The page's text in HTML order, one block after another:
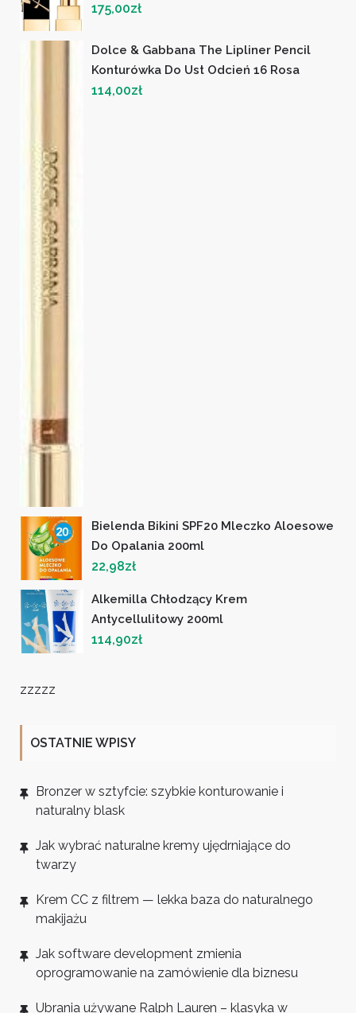
175,00zł
Dolce & Gabbana The Lipliner Pencil
Konturówka Do Ust Odcień 16 Rosa
114,00zł
Bielenda Bikini SPF20 Mleczko Aloesowe
Do Opalania 200ml
22,98zł
Alkemilla Chłodzący Krem
Antycellulitowy 200ml
114,90zł
zzzzz
OSTATNIE WPISY
Bronzer w sztyfcie: szybkie konturowanie i
naturalny blask
Jak wybrać naturalne kremy ujędrniające do
twarzy
Krem CC z filtrem — lekka baza do naturalnego
makijażu
Jak software development zmienia
oprogramowanie na zamówienie dla biznesu
Ubrania używane Ralph Lauren – klasyka w